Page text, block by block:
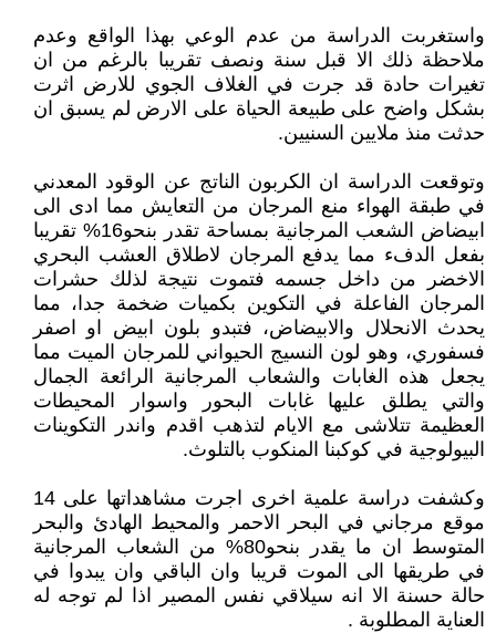
واستغربت الدراسة من عدم الوعي بهذا الواقع وعدم
ملاحظة ذلك الا قبل سنة ونصف تقريبا بالرغم من ان
تغيرات حادة قد جرت في الغلاف الجوي للارض اثرت
بشكل واضح على طبيعة الحياة على الارض لم يسبق ان
حدثت منذ ملايين السنيين.
وتوقعت الدراسة ان الكربون الناتج عن الوقود المعدني
في طبقة الهواء منع المرجان من التعايش مما ادى الى
ابيضاض الشعب المرجانية بمساحة تقدر بنحو16% تقريبا
بفعل الدفء مما يدفع المرجان لاطلاق العشب البحري
الاخضر من داخل جسمه فتموت نتيجة لذلك حشرات
المرجان الفاعلة في التكوين بكميات ضخمة جدا، مما
يحدث الانحلال والابيضاض، فتبدو بلون ابيض او اصفر
فسفوري، وهو لون النسيج الحيواني للمرجان الميت مما
يجعل هذه الغابات والشعاب المرجانية الرائعة الجمال
والتي يطلق عليها غابات البحور واسوار المحيطات
العظيمة تتلاشى مع الايام لتذهب اقدم واندر التكوينات
البيولوجية في كوكبنا المنكوب بالتلوث.
وكشفت دراسة علمية اخرى اجرت مشاهداتها على 14
موقع مرجاني في البحر الاحمر والمحيط الهادئ والبحر
المتوسط ان ما يقدر بنحو80% من الشعاب المرجانية
في طريقها الى الموت قريبا وان الباقي وان يبدوا في
حالة حسنة الا انه سيلاقي نفس المصير اذا لم توجه له
العناية المطلوبة .